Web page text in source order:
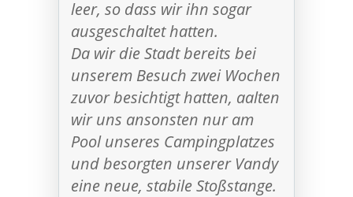
leer, so dass wir ihn sogar
ausgeschaltet hatten.
Da wir die Stadt bereits bei
unserem Besuch zwei Wochen
zuvor besichtigt hatten, aalten
wir uns ansonsten nur am
Pool unseres Campingplatzes
und besorgten unserer Vandy
eine neue, stabile Stoßstange.